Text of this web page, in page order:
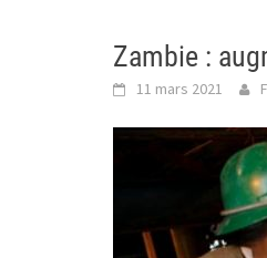
Zambie :
11 mars 2021